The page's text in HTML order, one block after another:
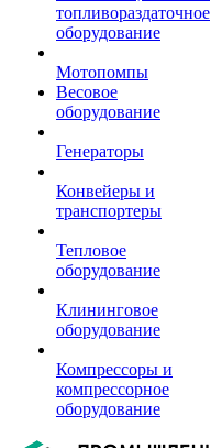
топливораздаточное
оборудование
Мотопомпы
Весовое
оборудование
Генераторы
Конвейеры и
транспортеры
Тепловое
оборудование
Клининговое
оборудование
Компрессоры и
компрессорное
оборудование